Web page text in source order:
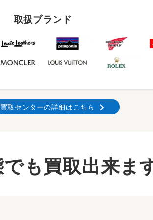
取扱ブランド
取センターの詳細はこちら
も買取出来ま